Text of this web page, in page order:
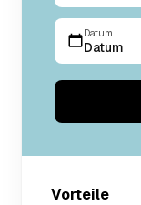
Datum
Datum
Vorteile